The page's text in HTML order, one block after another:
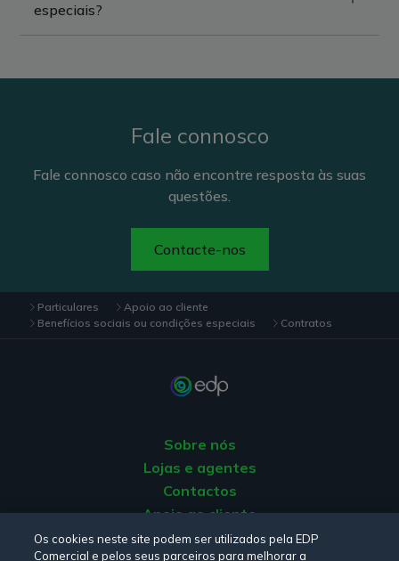
especiais?
Fale connosco
Fale connosco caso não encontre resposta às suas
questões.
Contacte-nos
Particulares
Apoio ao cliente
Benefícios sociais ou condições especiais
Contratos
Sobre nós
Lojas e agentes
Contactos
Apoio ao cliente
Origem da energia
Os cookies neste site podem ser utilizados pela EDP
Comercial e pelos seus parceiros para melhorar a